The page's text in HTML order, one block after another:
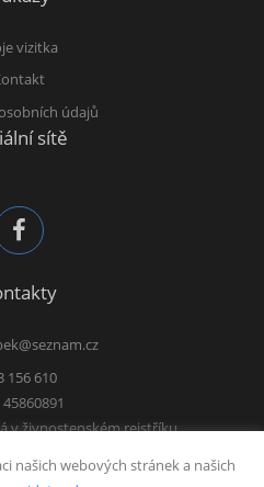
vizitka
údajů
sítě
156 610
45860891
v živnostenském rejstříku
našich webových stránek a našich